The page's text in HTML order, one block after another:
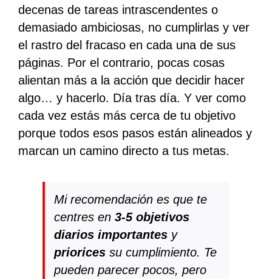
decenas de tareas intrascendentes o
demasiado ambiciosas, no cumplirlas y ver
el rastro del fracaso en cada una de sus
páginas. Por el contrario, pocas cosas
alientan más a la acción que decidir hacer
algo… y hacerlo. Día tras día. Y ver como
cada vez estás más cerca de tu objetivo
porque todos esos pasos están alineados y
marcan un camino directo a tus metas.
Mi recomendación es que te
centres en 3-5 objetivos
diarios importantesy
prioricessu cumplimiento. Te
pueden parecer pocos, pero